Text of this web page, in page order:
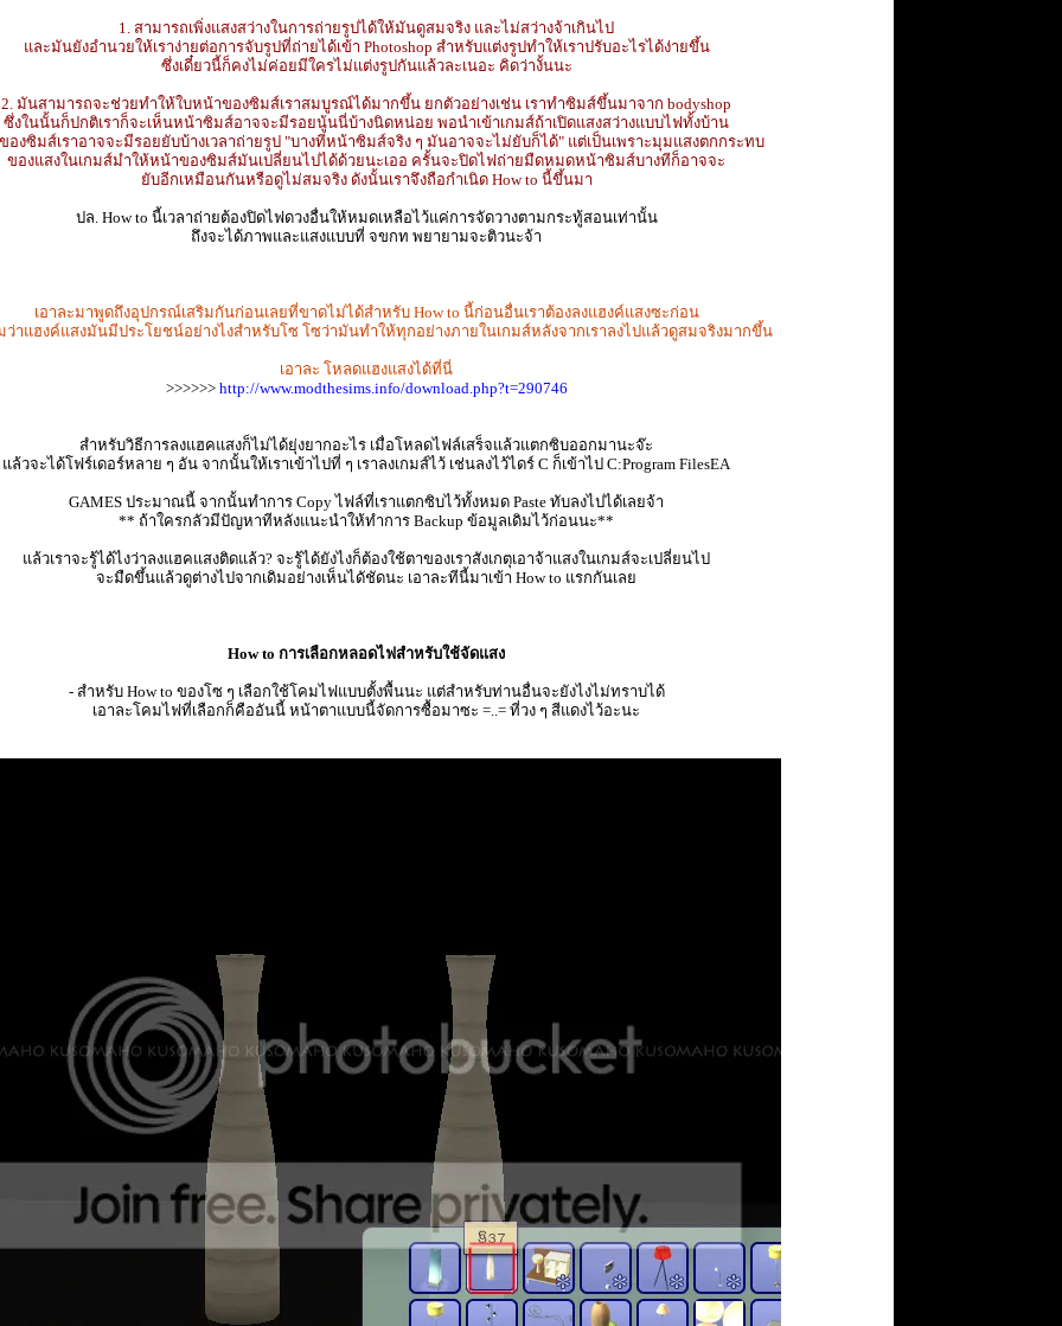
1. สามารถเพิ่งแสงสว่างในการถ่ายรูปได้ให้มันดูสมจริง และไม่สว่างจ้าเกินไป
และมันยังอำนวยให้เราง่ายต่อการจับรูปที่ถ่ายได้เข้า Photoshop สำหรับแต่งรูปทำให้เราปรับอะไรได้ง่ายขึ้น
ซึ่งเดี๋ยวนี้ก็คงไม่ค่อยมีใครไม่แต่งรูปกันแล้วละเนอะ คิดว่างั้นนะ
2. มันสามารถจะช่วยทำให้ใบหน้าของซิมส์เราสมบูรณ์ได้มากขึ้น ยกตัวอย่างเช่น เราทำซิมส์ขึ้นมาจาก bodyshop
ซึ่งในนั้นก็ปกติเราก็จะเห็นหน้าซิมส์อาจจะมีรอยนู้นนี่บ้างนิดหน่อย พอนำเข้าเกมส์ถ้าเปิดแสงสว่างแบบไฟทั้งบ้าน
องซิมส์เราอาจจะมีรอยยับบ้างเวลาถ่ายรูป "บางทีหน้าซิมส์จริง ๆ มันอาจจะไม่ยับก็ได้" แต่เป็นเพราะมุมแสงตกกระทบ
ของแสงในเกมส์มำให้หน้าของซิมส์มันเปลี่ยนไปได้ด้วยนะเออ ครั้นจะปิดไฟถ่ายมืดหมดหน้าซิมส์บางทีก็อาจจะ
ยับอีกเหมือนกันหรือดูไม่สมจริง ดังนั้นเราจึงถือกำเนิด How to นี้ขึ้นมา
ปล. How to นี้เวลาถ่ายต้องปิดไฟดวงอื่นให้หมดเหลือไว้แค่การจัดวางตามกระทู้สอนเท่านั้น
ถึงจะได้ภาพและแสงแบบที่ จขกท พยายามจะติวนะจ้า
เอาละมาพูดถึงอุปกรณ์เสริมกันก่อนเลยที่ขาดไม่ได้สำหรับ How to นี้ก่อนอื่นเราต้องลงแฮงค์แสงซะก่อน
ว่าแฮงค์แสงมันมีประโยชน์อย่างไงสำหรับโซ โซว่ามันทำให้ทุกอย่างภายในเกมส์หลังจากเราลงไปแล้วดูสมจริงมากขึ้น
เอาละ โหลดแฮงแสงได้ที่นี่
>>>>>> http://www.modthesims.info/download.php?t=290746
สำหรับวิธีการลงแฮคแสงก็ไม่ได้ยุ่งยากอะไร เมื่อโหลดไฟล์เสร็จแล้วแตกซิบออกมานะจ๊ะ
แล้วจะได้โฟร์เดอร์หลาย ๆ อัน จากนั้นให้เราเข้าไปที่ ๆ เราลงเกมส์ไว้ เช่นลงไว้ไดร์ C ก็เข้าไป C:Program FilesEA
GAMES ประมาณนี้ จากนั้นทำการ Copy ไฟล์ที่เราแตกซิบไว้ทั้งหมด Paste ทับลงไปได้เลยจ้า
** ถ้าใครกลัวมีปัญหาทีหลังแนะนำให้ทำการ Backup ข้อมูลเดิมไว้ก่อนนะ**
แล้วเราจะรู้ได้ไงว่าลงแฮคแสงติดแล้ว? จะรู้ได้ยังไงก็ต้องใช้ตาของเราสังเกตุเอาจ้าแสงในเกมส์จะเปลี่ยนไป
จะมืดขึ้นแล้วดูต่างไปจากเดิมอย่างเห็นไดัชัดนะ เอาละทีนี้มาเข้า How to แรกกันเลย
How to การเลือกหลอดไฟสำหรับใช้จัดแสง
- สำหรับ How to ของโซ ๆ เลือกใช้โคมไฟแบบตั้งพื้นนะ แต่สำหรับท่านอื่นจะยังไงไม่ทราบได้
เอาละโคมไฟที่เลือกก็คืออันนี้ หน้าตาแบบนี้จัดการซื้อมาซะ =..= ที่วง ๆ สีแดงไว้อะนะ